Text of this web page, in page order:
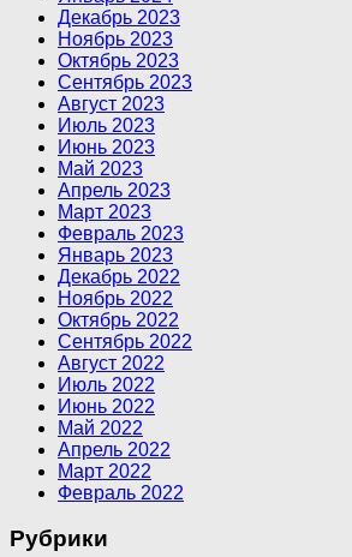
Декабрь 2023
Ноябрь 2023
Октябрь 2023
Сентябрь 2023
Август 2023
Июль 2023
Июнь 2023
Май 2023
Апрель 2023
Март 2023
Февраль 2023
Январь 2023
Декабрь 2022
Ноябрь 2022
Октябрь 2022
Сентябрь 2022
Август 2022
Июль 2022
Июнь 2022
Май 2022
Апрель 2022
Март 2022
Февраль 2022
Рубрики